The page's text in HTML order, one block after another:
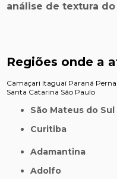
análise de textura
Regiões onde a
Camaçari Itaguaí Paraná
Santa Catarina São Paulo
São Mateus do Sul
Curitiba
Adamantina
Adolfo